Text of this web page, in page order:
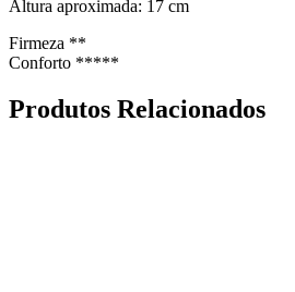
Altura aproximada: 17 cm
Firmeza **
Conforto *****
Produtos Relacionados